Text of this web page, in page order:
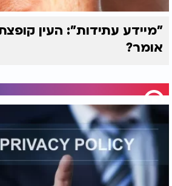
"מיידע עתידות": העין
אומר?